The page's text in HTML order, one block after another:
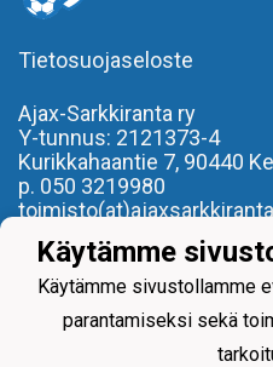
Tietosuojaseloste
Ajax-Sarkkiranta ry
Y-tunnus: 2121373-4
Kurikkahaantie 7, 90440
p. 050 3219980
- REILU PELI, REILU
Käytämme
Käytämme sivustollamme
parantamiseksi sekä